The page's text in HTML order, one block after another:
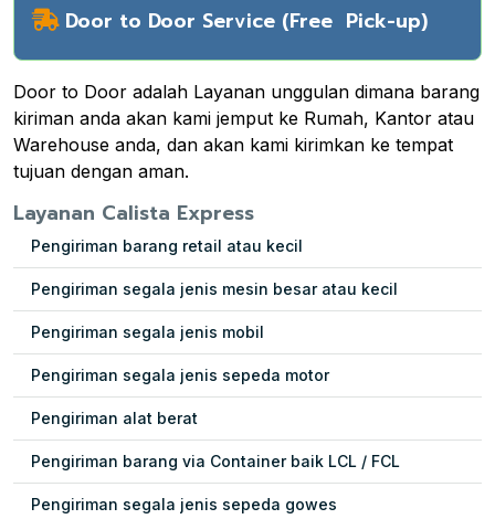
Door to Door Service (Free Pick-up)
Door to Door adalah Layanan unggulan dimana barang
kiriman anda akan kami jemput ke Rumah, Kantor atau
Warehouse anda, dan akan kami kirimkan ke tempat
tujuan dengan aman.
Layanan Calista Express
Pengiriman barang retail atau kecil
Pengiriman segala jenis mesin besar atau kecil
Pengiriman segala jenis mobil
Pengiriman segala jenis sepeda motor
Pengiriman alat berat
Pengiriman barang via Container baik LCL / FCL
Pengiriman segala jenis sepeda gowes